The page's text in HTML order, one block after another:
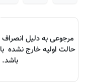
مرجوعی به دلیل انصراف
حالت اولیه خارج نشده
باشد.